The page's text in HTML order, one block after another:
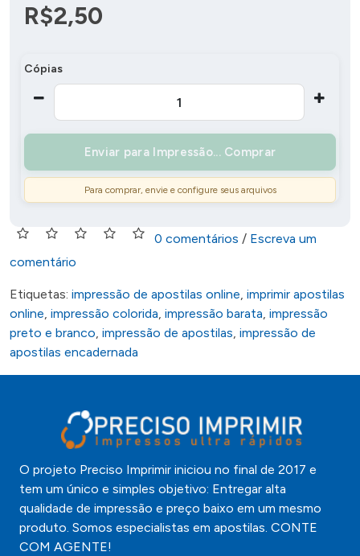
R$2,50
Cópias
Comprar
Para comprar, envie e configure seus arquivos
0 comentários / Escreva um
comentário
Etiquetas: impressão de apostilas online, imprimir apostilas
online, impressão colorida, impressão barata, impressão
preto e branco, impressão de apostilas, impressão de
apostilas encadernada
O projeto Preciso Imprimir iniciou no final de 2017 e
tem um único e simples objetivo: Entregar alta
qualidade de impressão e preço baixo em um mesmo
produto. Somos especialistas em apostilas. CONTE
COM AGENTE!